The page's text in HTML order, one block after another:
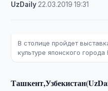
UzDaily 22.03.2019 ·19:31
В столице пройдет
культуре японского города